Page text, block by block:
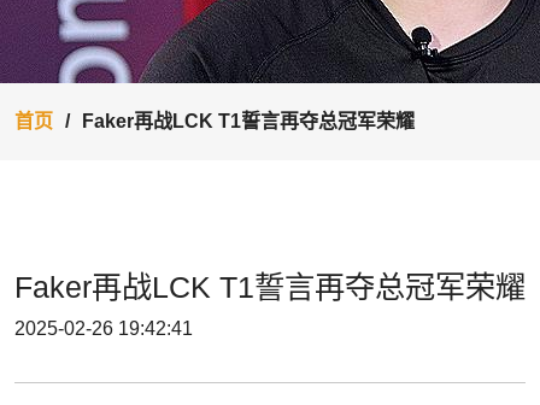
首页 Faker再战LCK T1誓言再夺总冠军荣耀
Faker再战LCK T1誓言再夺总冠军荣耀
2025-02-26 19:42:41